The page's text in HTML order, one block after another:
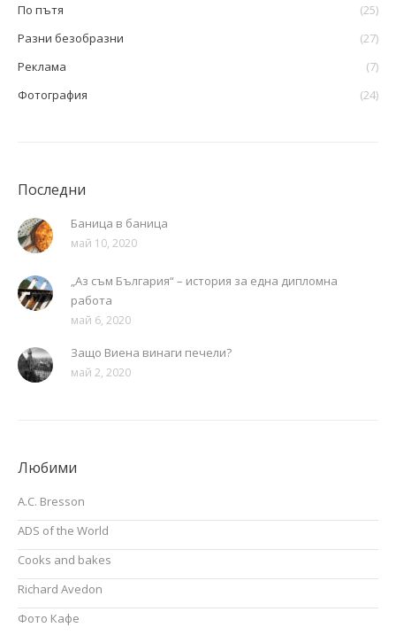
По пътя
(25)
Разни безобразни
(27)
Реклама
(7)
Фотография
(24)
Последни
Баница в баница
май 10, 2020
„Аз съм България“ – история за една дипломна
работа
май 6, 2020
Защо Виена винаги печели?
май 2, 2020
Любими
A.C. Bresson
ADS of the World
Cooks and bakes
Richard Avedon
Фото Кафе